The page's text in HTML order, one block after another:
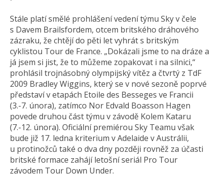
Stále platí smělé prohlášení vedení týmu Sky v čele
s Davem Brailsfordem, otcem britského dráhového
zázraku, že chtějí do pěti let vyhrát s britským
cyklistou Tour de France. „Dokázali jsme to na dráze a
já jsem si jist, že to můžeme zopakovat i na silnici,“
prohlásil trojnásobný olympijský vítěz a čtvrtý z TdF
2009 Bradley Wiggins, který se v nové sezoně poprvé
představí v etapách Etoile des Besseges ve Francii
(3.-7. února), zatímco Nor Edvald Boasson Hagen
povede druhou část týmu v závodě Kolem Kataru
(7.-12. února). Oficiální premiérou Sky Teamu však
bude již 17. ledna kriterium v Adelaide v Austrálii,
u protinožců také o dva dny později rovněž za účasti
britské formace zahájí letošní seriál Pro Tour
závodem Tour Down Under.